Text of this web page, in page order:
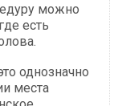
можно
есть
однозначно
места